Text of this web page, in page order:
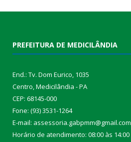
PREFEITURA DE MEDICILÂNDIA
End.: Tv. Dom Eurico, 1035
Centro, Medicilândia - PA
CEP: 68145-000
Fone: (93) 3531-1264
E-mail: assessoria.gabpmm@gmail.com
Horário de atendimento: 08:00 às 14:00